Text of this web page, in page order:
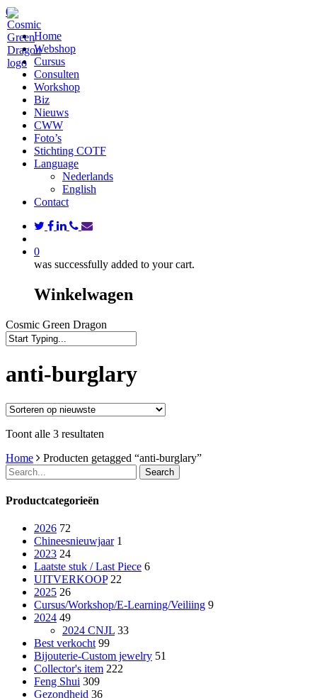
Skip
to
main
content
search
0
Menu
Home
Webshop
Cursus
Consulten
Workshop
Biz
Nieuws
CWW
Foto’s
Stichting COTF
Language
Nederlands
English
Contact
twitterfacebook
linkedin
phone
email
0
was successfully added to your cart.
Winkelwagen
Cosmic Green Dragon
anti-burglary
Toont alle 3 resultaten
nieuwste
Home Producten getagged “anti-burglary”
Search
Productcategorieën
2026 72
Chineesnieuwjaar 1
2023 24
Laatste stuk / Last Piece 6
UITVERKOOP 22
2025 26
Cursus/Workshop/E-Learning/Veiliing 9
2024 49
2024 CNJL 33
Best verkocht 99
Bijouterie-Custom jewelry 51
Collector's item 222
Feng Shui 309
Gezondheid 36